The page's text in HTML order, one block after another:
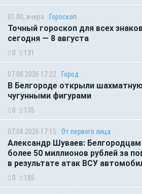
01:00, вчера Гороскоп
Точный гороскоп для всех
сегодня — 8 августа
0 131
07.08.2026 17:22 Город
В Белгороде открыли
чугунными фигурами
0 135
07.08.2026 17:15 От первого лица
Александр Шуваев:
более 50 миллионов рублей за
в результате атак ВСУ
0 185